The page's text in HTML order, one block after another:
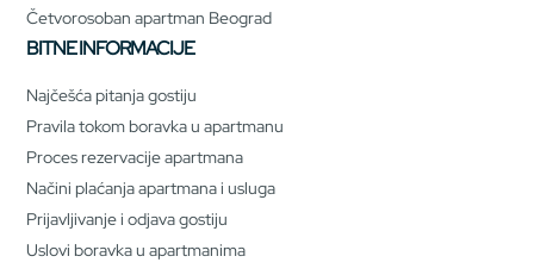
Četvorosoban apartman Beograd
BITNE INFORMACIJE
Najčešća pitanja gostiju
Pravila tokom boravka u apartmanu
Proces rezervacije apartmana
Načini plaćanja apartmana i usluga
Prijavljivanje i odjava gostiju
Uslovi boravka u apartmanima